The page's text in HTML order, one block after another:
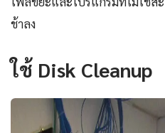
ช้าลง
ใช้ Disk Cleanup